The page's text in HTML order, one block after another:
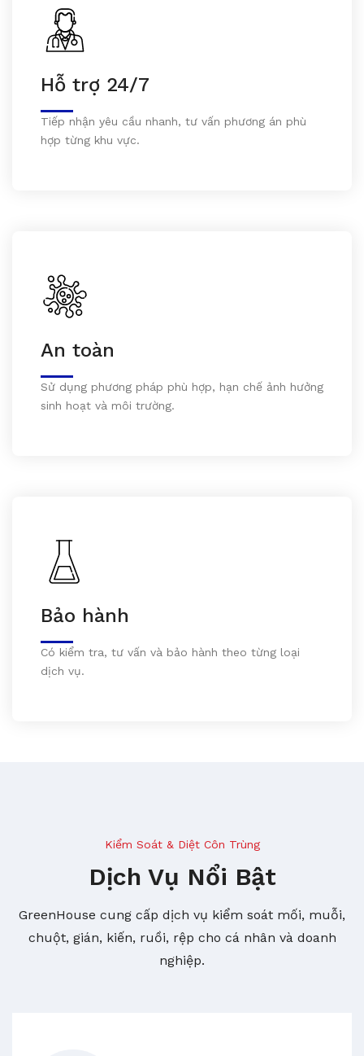
Hỗ trợ 24/7
Tiếp nhận yêu cầu nhanh, tư vấn phương án phù
hợp từng khu vực.
An toàn
Sử dụng phương pháp phù hợp, hạn chế ảnh hưởng
sinh hoạt và môi trường.
Bảo hành
Có kiểm tra, tư vấn và bảo hành theo từng loại
dịch vụ.
Kiểm Soát & Diệt Côn Trùng
Dịch Vụ Nổi Bật
GreenHouse cung cấp dịch vụ kiểm soát mối, muỗi,
chuột, gián, kiến, ruồi, rệp cho cá nhân và doanh
nghiệp.